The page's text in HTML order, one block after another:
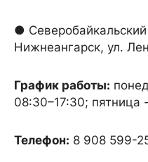
● Северобайкальский
Нижнеангарск, ул.
График работы:
08:30–17:30; пятница
Телефон: 8 908 599-